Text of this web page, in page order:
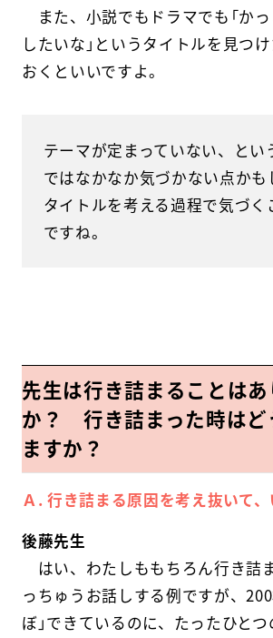
また、小説でもドラマでも「かっ
したいな」というタイトルを見つ
おくといいですよ。
テーマが定まっていない、とい
ではなかなか気づかない点かも
タイトルを考える過程で気づく
ですね。
先生は行き詰まることはあ
か？ 行き詰まった時はど
ますか？
Ａ. 行き詰まる原因を考え抜いて
後藤先生
はい、わたしももちろん行き詰
っちゅうお話しする例ですが、200
ぼ」できているのに、たったひと